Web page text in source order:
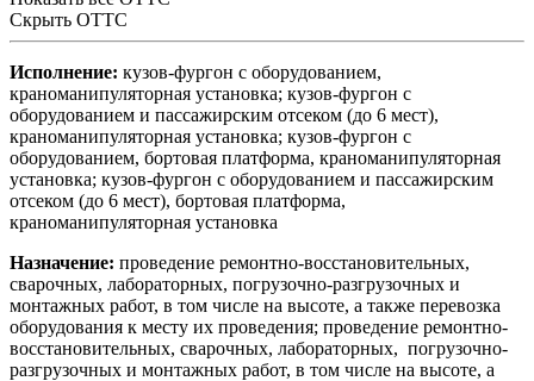
Скрыть ОТТС
Исполнение: кузов-фургон с оборудованием,
краноманипуляторная установка; кузов-фургон с
оборудованием и пассажирским отсеком (до 6 мест),
краноманипуляторная установка; кузов-фургон с
оборудованием, бортовая платформа, краноманипуляторная
установка; кузов-фургон с оборудованием и пассажирским
отсеком (до 6 мест), бортовая платформа,
краноманипуляторная установка
Назначение: проведение ремонтно-восстановительных,
сварочных, лабораторных, погрузочно-разгрузочных и
монтажных работ, в том числе на высоте, а также перевозка
оборудования к месту их проведения; проведение ремонтно-
восстановительных, сварочных, лабораторных, погрузочно-
разгрузочных и монтажных работ, в том числе на высоте, а